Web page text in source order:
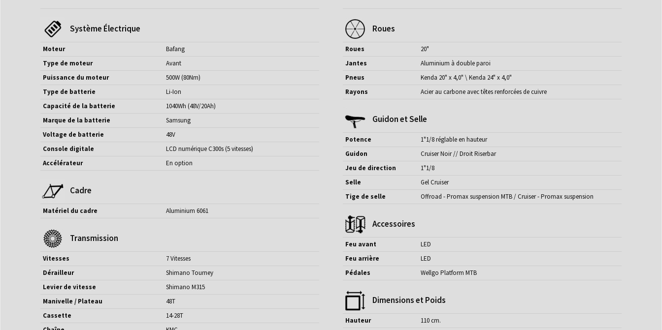
Système Électrique
Moteur
Bafang
Type de moteur
Avant
Puissance du moteur
500W (80Nm)
Type de batterie
Li-Ion
Capacité de la batterie
1040Wh (48V/20Ah)
Marque de la batterie
Samsung
Voltage de batterie
48V
Console digitale
LCD numérique C300s (5 vitesses)
Accélérateur
En option
Cadre
Matériel du cadre Aluminium 6061
Transmission
Vitesses
7 Vitesses
Dérailleur
Shimano Tourney
Levier de vitesse
Shimano M315
Manivelle / Plateau
48T
Cassette
14-28T
Roues
Roues
20"
Jantes
Aluminium à double paroi
Pneus
Kenda 20" x 4,0" \ Kenda 24" x 4,0"
Rayons
Acier au carbone avec têtes renforcées de cuivre
Guidon et Selle
Potence
1"1/8 réglable en hauteur
Guidon
Cruiser Noir // Droit Riserbar
Jeu de direction
1"1/8
Selle
Gel Cruiser
Tige de selle
Offroad - Promax suspension MTB / Cruiser - Promax suspension
Accessoires
Feu avant
LED
Feu arrière
LED
Pédales
Wellgo Platform MTB
Dimensions et Poids
Hauteur
110 cm.